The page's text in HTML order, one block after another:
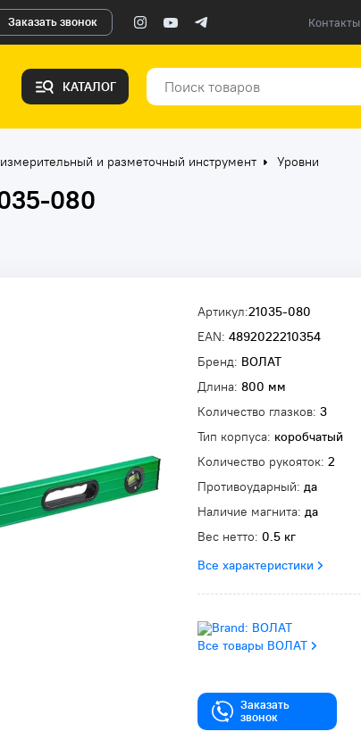
Заказать звонок Контакты
КАТАЛОГ
и разметочный инструмент Уровни
080
Артикул:21035-080
EAN: 4892022210354
Бренд: ВОЛАТ
Длина: 800 мм
Количество глазков: 3
Тип корпуса: коробчатый
Количество рукояток: 2
Противоударный: да
Наличие магнита: да
Вес нетто: 0.5 кг
Все характеристики
Все товары ВОЛАТ
Заказать
звонок